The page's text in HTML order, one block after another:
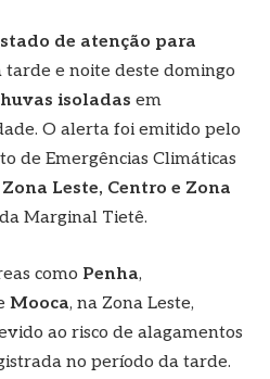
de atenção para
tarde e noite deste domingo
isoladas em
O alerta foi emitido pelo
de Emergências Climáticas
Zona Leste, Centro e Zona
Marginal Tietê.
como Penha,
Mooca, na Zona Leste,
ao risco de alagamentos
no período da tarde.